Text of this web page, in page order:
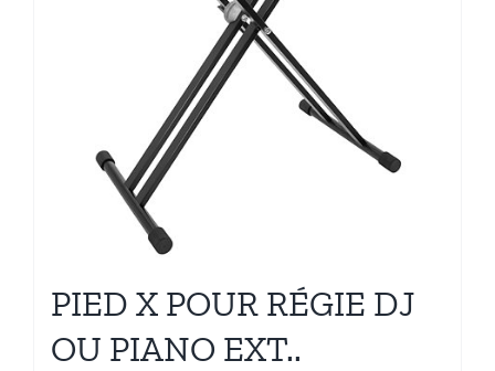
PIED X POUR RÉGIE DJ
OU PIANO EXT..